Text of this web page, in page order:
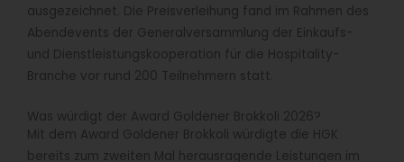
ausgezeichnet. Die Preisverleihung fand im Rahmen des
Abendevents der Generalversammlung der Einkaufs-
und Dienstleistungskooperation für die Hospitality-
Branche vor rund 200 Teilnehmern statt.
Was würdigt der Award Goldener Brokkoli 2026?
Mit dem Award Goldener Brokkoli würdigte die HGK
bereits zum zweiten Mal herausragende Leistungen im